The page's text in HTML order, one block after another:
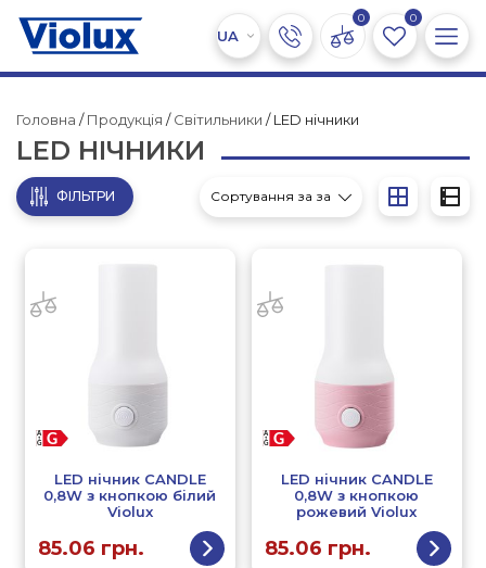
0 0
Головна /Продукція /Світильники / LED нічники
LED НІЧНИКИ
ФІЛЬТРИ
LED нічник CANDLE
0,8W з кнопкою білий
Violux
85.06 грн.
LED нічник CANDLE
0,8W з кнопкою
рожевий Violux
85.06 грн.